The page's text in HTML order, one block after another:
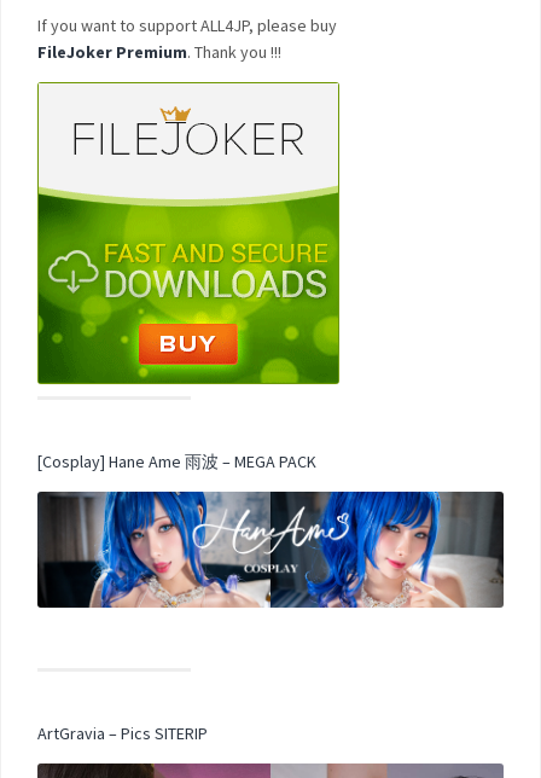
If you want to support ALL4JP, please buy
FileJoker Premium. Thank you !!!
[Cosplay] Hane Ame 雨波 – MEGA PACK
ArtGravia – Pics SITERIP